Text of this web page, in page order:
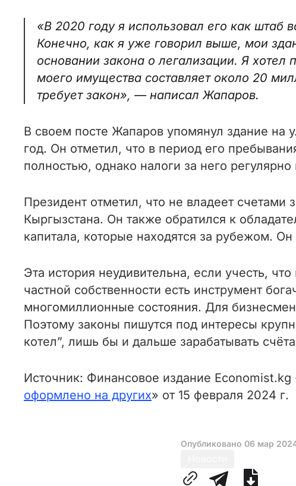
«В 2020 году я использовал его как штаб
Конечно, как я уже говорил выше, мои
основании закона о легализации. Я
моего имущества составляет около 20
требует закон», — написал Жапаров.
В своем посте Жапаров упомянул здание на
год. Он отметил, что в период его
полностью, однако налоги за него регулярно
Президент отметил, что не владеет
Кыргызстана. Он также обратился к
капитала, которые находятся за рубежом.
Эта история неудивительна, если учесть,
частной собственности есть инструмент
многомиллионные состояния. Для
Поэтому законы пишутся под интересы
котел”, лишь бы и дальше зарабатывать
Источник: Финансовое издание Economist.kg
оформлено на других» от 15 февраля 2024 г.
Опубликовано 06 мар